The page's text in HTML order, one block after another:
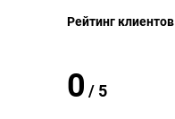
Рейтинг клиентов
0 / 5